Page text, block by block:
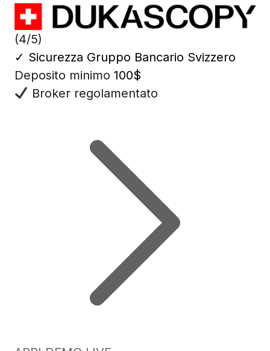
(4/5)
✓ Sicurezza Gruppo Bancario Svizzero
Deposito minimo 100$
Broker regolamentato